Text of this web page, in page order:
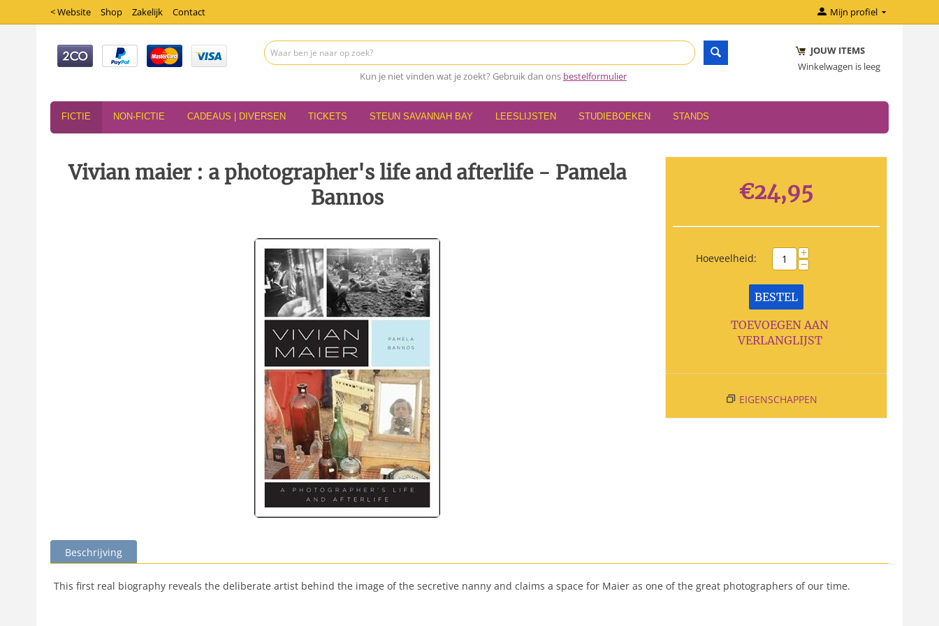
< Website Shop Zakelijk Contact Mijn profiel
Kun je niet vinden wat je zoekt? Gebruik dan ons bestelformulier
JOUW ITEMS
Winkelwagen is leeg
FICTIE NON-FICTIE CADEAUS | DIVERSEN TICKETS STEUN SAVANNAH BAY LEESLIJSTEN STUDIEBOEKEN STANDS
Vivian maier : a photographer's life and afterlife - Pamela
Bannos
€24,95
Hoeveelheid: +
−
BESTEL
TOEVOEGEN AAN
VERLANGLIJST
EIGENSCHAPPEN
Beschrijving
This first real biography reveals the deliberate artist behind the image of the secretive nanny and claims a space for Maier as one of the great photographers of our time.